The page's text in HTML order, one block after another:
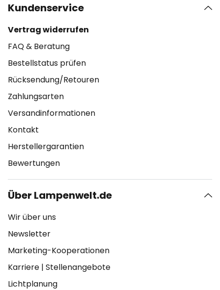
Kundenservice
Vertrag widerrufen
FAQ & Beratung
Bestellstatus prüfen
Rücksendung/Retouren
Zahlungsarten
Versandinformationen
Kontakt
Herstellergarantien
Bewertungen
Über Lampenwelt.de
Wir über uns
Newsletter
Marketing-Kooperationen
Karriere | Stellenangebote
Lichtplanung